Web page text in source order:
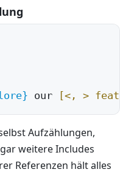
our [<, >
Aufzählungen,
weitere Includes
Referenzen hält alles